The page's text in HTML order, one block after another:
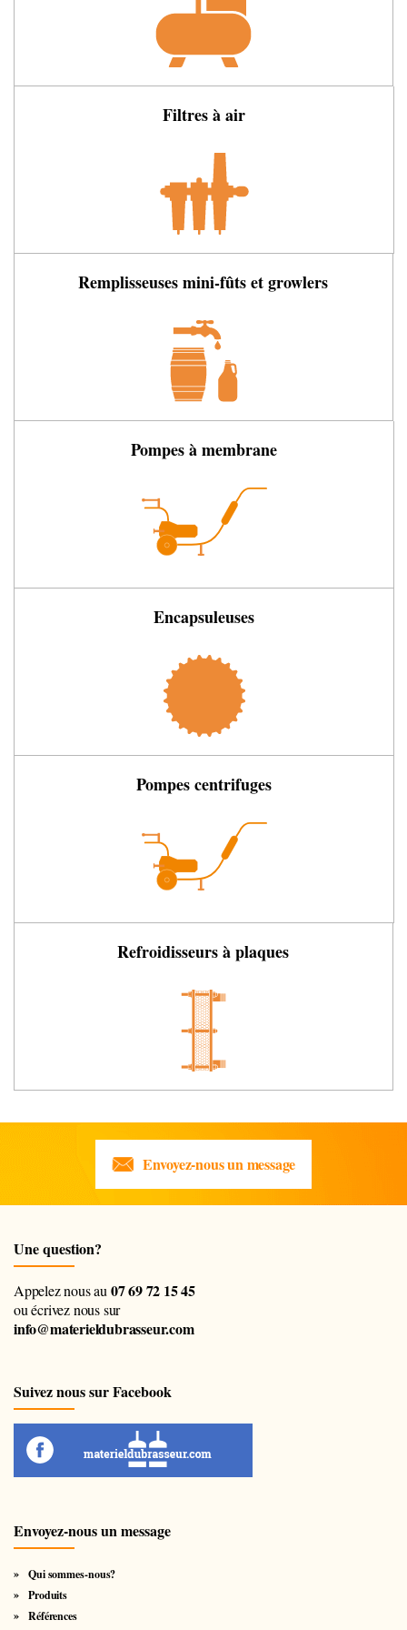
Filtres à air
Remplisseuses mini-fûts et growlers
Pompes à membrane
Encapsuleuses
Pompes centrifuges
Refroidisseurs à plaques
Envoyez-nous un message
Une question?
Appelez nous au 07 69 72 15 45
ou écrivez nous sur
info@materieldubrasseur.com
Suivez nous sur Facebook
Envoyez-nous un message
Qui sommes-nous?
Produits
Références